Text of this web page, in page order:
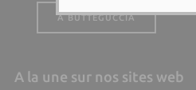
A BUTTEGUCCIA
A la une sur nos sites web